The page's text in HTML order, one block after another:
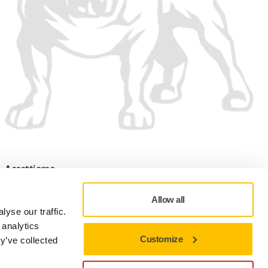
our traffic.
collected
Allow all
Customize
Accettiamo
Mirka Italia - Informativa sul trattamento dei dati personali